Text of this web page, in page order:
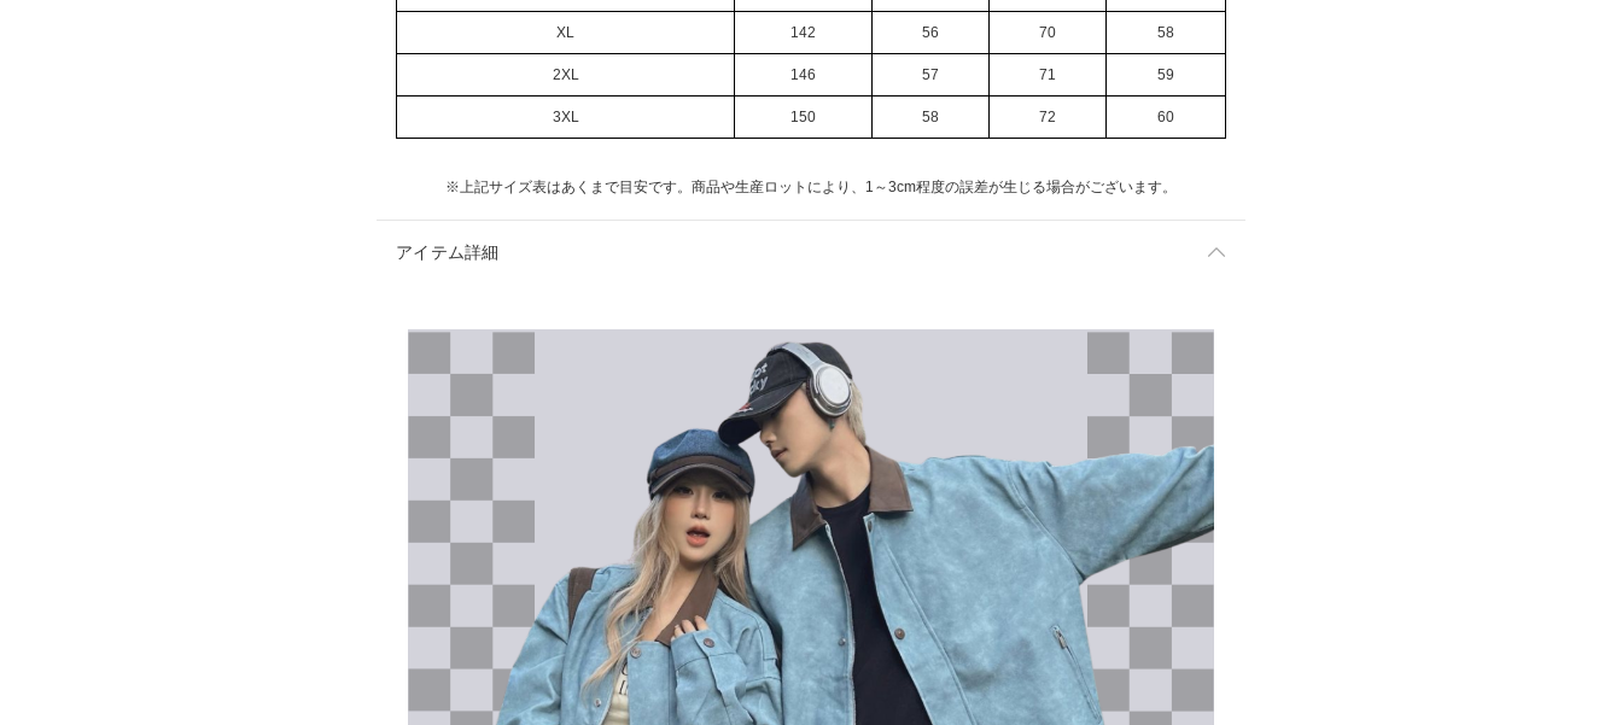
XL 142 56 70 58
2XL 146 57 71 59
3XL 150 58 72 60
※上記サイズ表はあくまで目安です。商品や生産ロットにより、1～3cm程度の誤差が生じる場合がございます。
アイテム詳細